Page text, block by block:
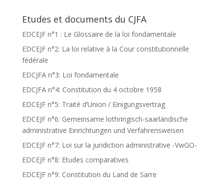
Etudes et documents du CJFA
EDCEJF n°1 : Le Glossaire de la loi fondamentale
EDCEJF n°2: La loi relative à la Cour constitutionnelle
fédérale
EDCJFA n°3: Loi fondamentale
EDCJFA n°4: Constitution du 4 octobre 1958
EDCEJF n°5: Traité d’Union / Einigungsvertrag
EDCEJF n°6: Gemeinsame lothringisch-saarländische
administrative Einrichtungen und Verfahrensweisen
EDCEJF n°7: Loi sur la juridiction administrative -VwGO-
EDCEJF n°8: Etudes comparatives
EDCEJF n°9: Constitution du Land de Sarre